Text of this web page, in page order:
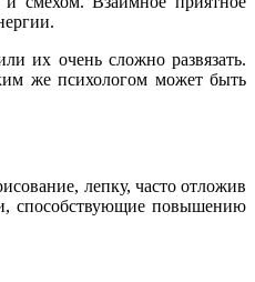
их очень сложно развязать.
же психологом может быть
лепку, часто отложив
способствующие повышению